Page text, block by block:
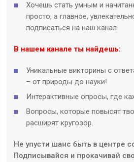
Хочешь стать умным и
просто, а главное,
подписаться на наш канал
В нашем канале ты найдешь:
Уникальные викторины с
– от природы до науки!
Интерактивные опросы, где
Вопросы, которые повысят
расширят кругозор.
Не упусти шанс быть в центре
Подписывайся и прокачивай